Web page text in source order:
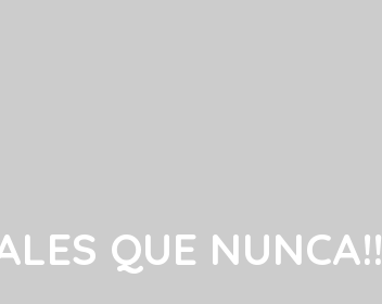
QUE NUNCA!!